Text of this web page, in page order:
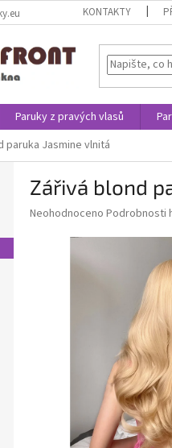
KONTAKTY
Paruky z pravých vlasů
paruka Jasmine vlnitá
Zářivá blond
Průměrné
Neohodnoceno Podrobnosti